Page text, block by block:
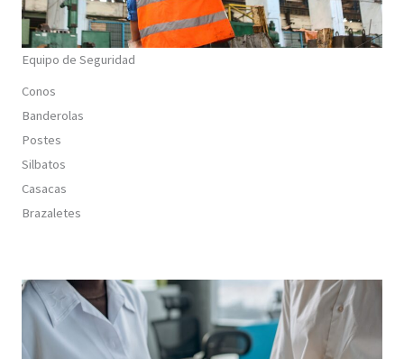
Equipo de Seguridad
Conos
Banderolas
Postes
Silbatos
Casacas
Brazaletes